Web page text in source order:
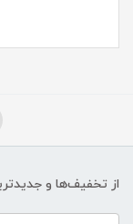
از تخفیف‌ها و